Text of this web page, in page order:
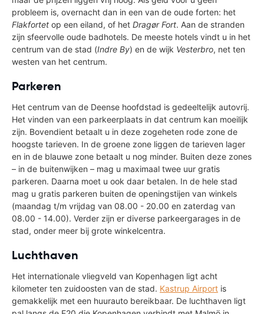
probleem is, overnacht dan in een van de oude forten: het
Flakfortet op een eiland, of het Dragør Fort. Aan de stranden
zijn sfeervolle oude badhotels. De meeste hotels vindt u in het
centrum van de stad (Indre By) en de wijk Vesterbro, net ten
westen van het centrum.
Parkeren
Het centrum van de Deense hoofdstad is gedeeltelijk autovrij.
Het vinden van een parkeerplaats in dat centrum kan moeilijk
zijn. Bovendient betaalt u in deze zogeheten rode zone de
hoogste tarieven. In de groene zone liggen de tarieven lager
en in de blauwe zone betaalt u nog minder. Buiten deze zones
– in de buitenwijken – mag u maximaal twee uur gratis
parkeren. Daarna moet u ook daar betalen. In de hele stad
mag u gratis parkeren buiten de openingstijen van winkels
(maandag t/m vrijdag van 08.00 - 20.00 en zaterdag van
08.00 - 14.00). Verder zijn er diverse parkeergarages in de
stad, onder meer bij grote winkelcentra.
Luchthaven
Het internationale vliegveld van Kopenhagen ligt acht
kilometer ten zuidoosten van de stad. Kastrup Airport is
gemakkelijk met een huurauto bereikbaar. De luchthaven ligt